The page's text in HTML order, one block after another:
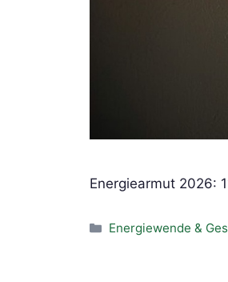
Energiearmut 2026:
Kategorien
Energiewende &